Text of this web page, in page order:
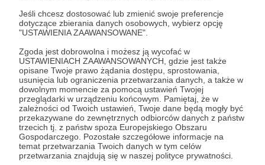
Jeśli chcesz dostosować lub zmienić swoje preferencje
dotyczące zbierania danych osobowych, wybierz opcję
"USTAWIENIA ZAAWANSOWANE".
Zgoda jest dobrowolna i możesz ją wycofać w
USTAWIENIACH ZAAWANSOWANYCH, gdzie jest także
opisane Twoje prawo żądania dostępu, sprostowania,
usunięcia lub ograniczenia przetwarzania danych, a także w
dowolnym momencie za pomocą ustawień Twojej
przeglądarki w urządzeniu końcowym. Pamiętaj, że w
zależności od Twoich ustawień, Twoje dane będą mogły być
przekazywane do zewnętrznych odbiorców danych z państw
trzecich tj. z państw spoza Europejskiego Obszaru
Gospodarczego. Pozostałe szczegółowe informacje na
temat przetwarzania Twoich danych w tym celów
przetwarzania znajdują się w naszej polityce prywatności.
Jacek Bartosiak Marek Budzisz Marek Stefan
Udostępnij
Strategy&Future